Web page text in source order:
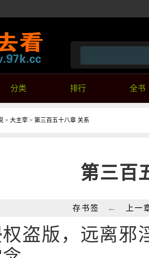
分类 排行 全书
> 大主宰 > 第三百五十八章 关系
第三百
存书签 ← 上一
盗版，远离邪